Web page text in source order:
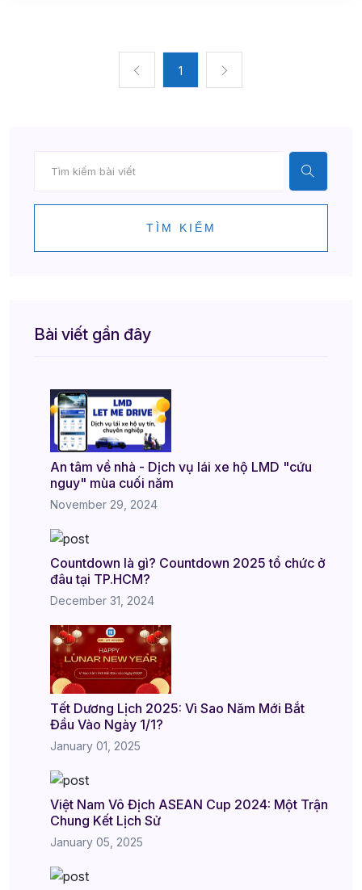
1
TÌM KIẾM
Bài viết gần đây
An tâm về nhà - Dịch vụ lái xe hộ LMD "cứu
nguy" mùa cuối năm
November 29, 2024
Countdown là gì? Countdown 2025 tổ chức ở
đâu tại TP.HCM?
December 31, 2024
Tết Dương Lịch 2025: Vì Sao Năm Mới Bắt
Đầu Vào Ngày 1/1?
January 01, 2025
Việt Nam Vô Địch ASEAN Cup 2024: Một Trận
Chung Kết Lịch Sử
January 05, 2025